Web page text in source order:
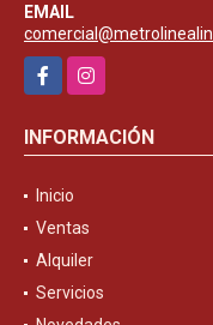
EMAIL
FacebookInstagram
INFORMACIÓN
Inicio
Ventas
Alquiler
Servicios